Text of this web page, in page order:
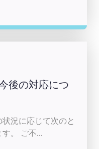
後の対応につ
況に応じて次のと
す。 ご不…